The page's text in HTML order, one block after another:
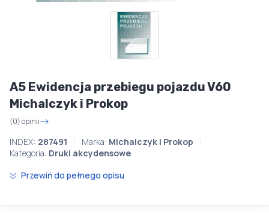
A5 Ewidencja przebiegu pojazdu V60
Michalczyk i Prokop
(0) opinii
INDEX: 287491 Marka: Michalczyk i Prokop
Kategoria: Druki akcydensowe
Przewiń do pełnego opisu